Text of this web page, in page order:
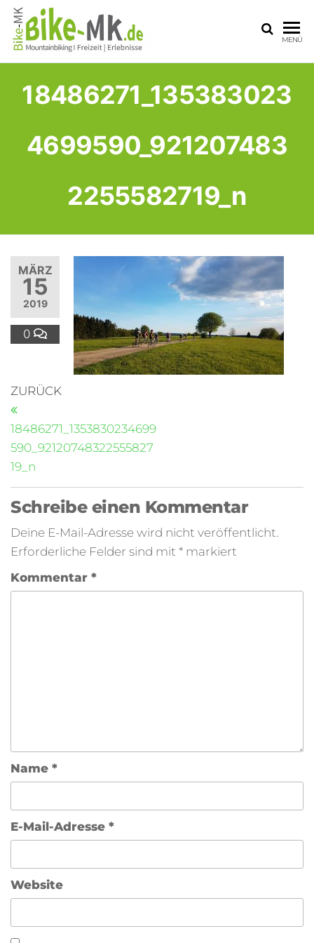
MK
Sauerland
MENÜ
18486271_135383023
4699590_921207483
2255582719_n
MÄRZ
15
2019
0
ZURÜCK
18486271_1353830234699
590_92120748322555827
19_n
Schreibe einen Kommentar
Deine E-Mail-Adresse wird nicht veröffentlicht.
Erforderliche Felder sind mit * markiert
Kommentar *
Name *
E-Mail-Adresse *
Website